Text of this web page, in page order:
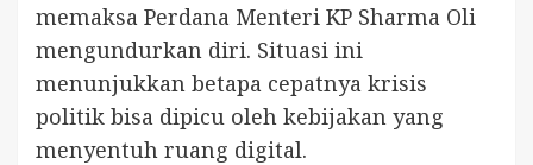
memaksa Perdana Menteri KP Sharma Oli
mengundurkan diri. Situasi ini
menunjukkan betapa cepatnya krisis
politik bisa dipicu oleh kebijakan yang
menyentuh ruang digital.